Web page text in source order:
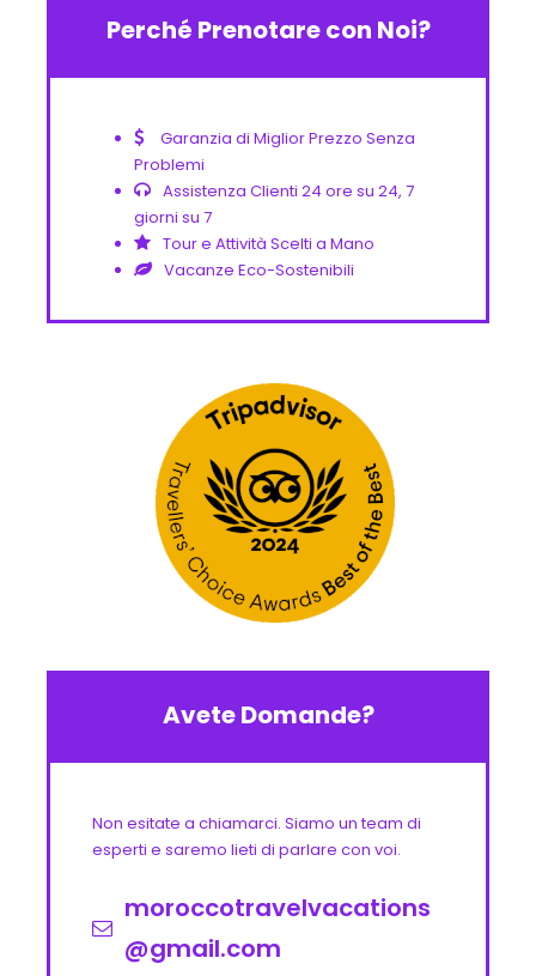
Perché Prenotare con Noi?
Garanzia di Miglior Prezzo Senza
Problemi
Assistenza Clienti 24 ore su 24, 7
giorni su 7
Tour e Attività Scelti a Mano
Vacanze Eco-Sostenibili
Avete Domande?
Non esitate a chiamarci. Siamo un team di
esperti e saremo lieti di parlare con voi.
moroccotravelvacations
@gmail.com